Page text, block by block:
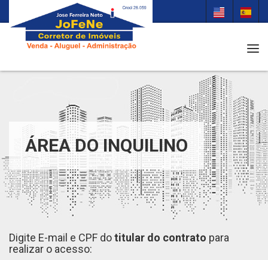
ÁREA DO INQUILINO
Digite E-mail e CPF dotitular do contrato para
realizar o acesso: